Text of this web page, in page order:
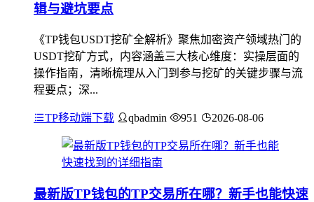
辑与避坑要点
《TP钱包USDT挖矿全解析》聚焦加密资产领域热门的
USDT挖矿方式，内容涵盖三大核心维度：实操层面的
操作指南，清晰梳理从入门到参与挖矿的关键步骤与流
程要点；深...
TP移动端下载 qbadmin 951 2026-08-06
最新版TP钱包的TP交易所在哪？新手也能快速